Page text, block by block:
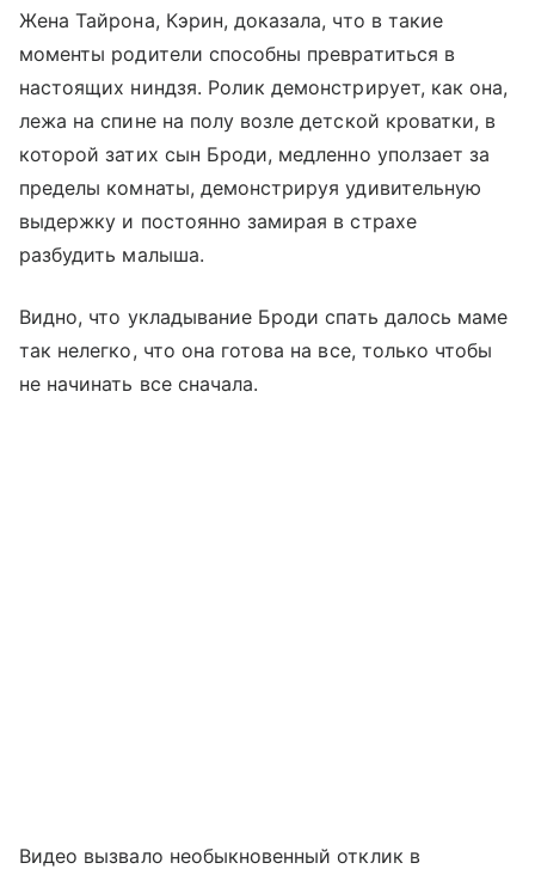
Жена Тайрона, Кэрин, доказала, что в такие
моменты родители способны превратиться в
настоящих ниндзя. Ролик демонстрирует, как она,
лежа на спине на полу возле детской кроватки, в
которой затих сын Броди, медленно уползает за
пределы комнаты, демонстрируя удивительную
выдержку и постоянно замирая в страхе
разбудить малыша.
Видно, что укладывание Броди спать далось маме
так нелегко, что она готова на все, только чтобы
не начинать все сначала.
Видео вызвало необыкновенный отклик в